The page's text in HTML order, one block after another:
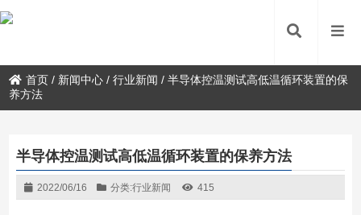
首页 / 新闻中心 /行业新闻 /半导体控温测试高低温循环装置的保
养方法
半导体控温测试高低温循环装置的保养方法
2022/06/16 分类:行业新闻 415